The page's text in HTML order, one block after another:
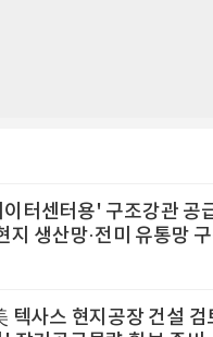
터센터용' 구조강관 공
생산망·전미 유통망
텍사스 현지공장 건설 검